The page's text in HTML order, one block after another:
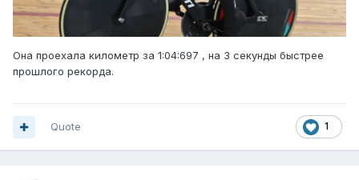
Она проехала километр за 1:04:697 , на 3 секунды быстрее
прошлого рекорда.
1
Quote